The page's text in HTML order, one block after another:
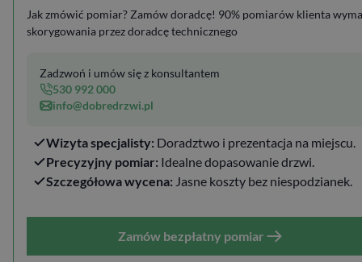
Jak zmówić pomiar? Zamów doradcę! 90% pomiarów klienta
skorygowania przez doradcę technicznego
Wizyta specjalisty: Doradztwo i prezentacja na miejscu.
Precyzyjny pomiar: Idealne dopasowanie drzwi.
Szczegółowa wycena: Jasne koszty bez niespodzianek.
Zadzwoń i umów się z konsultantem
530 992 000
info@dobredrzwi.pl
Zamów bezpłatny pomiar